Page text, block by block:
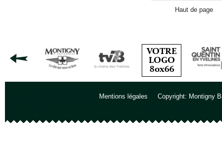
Haut de page
Mentions légales Copyright: Montigny